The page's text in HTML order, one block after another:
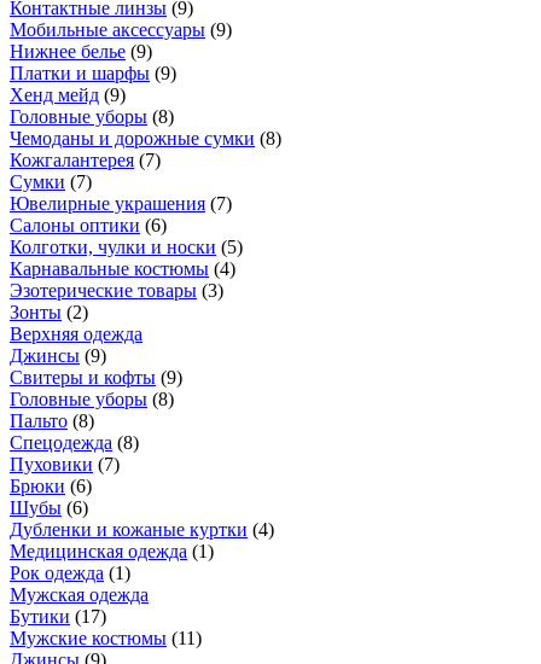
Контактные линзы (9)
Мобильные аксессуары (9)
Нижнее белье (9)
Платки и шарфы (9)
Хенд мейд (9)
Головные уборы (8)
Чемоданы и дорожные сумки (8)
Кожгалантерея (7)
Сумки (7)
Ювелирные украшения (7)
Салоны оптики (6)
Колготки, чулки и носки (5)
Карнавальные костюмы (4)
Эзотерические товары (3)
Зонты (2)
Верхняя одежда
Джинсы (9)
Свитеры и кофты (9)
Головные уборы (8)
Пальто (8)
Спецодежда (8)
Пуховики (7)
Брюки (6)
Шубы (6)
Дубленки и кожаные куртки (4)
Медицинская одежда (1)
Рок одежда (1)
Мужская одежда
Бутики (17)
Мужские костюмы (11)